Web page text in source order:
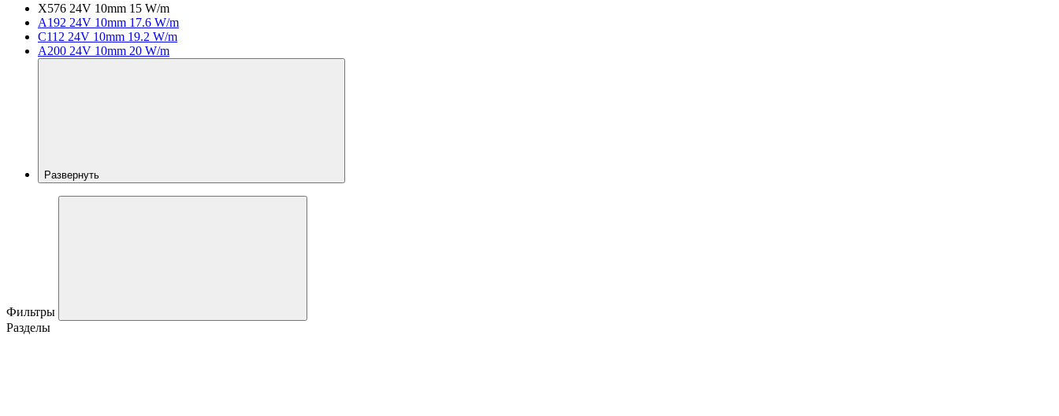
X576 24V 10mm 15 W/m
A192 24V 10mm 17.6 W/m
C112 24V 10mm 19.2 W/m
A200 24V 10mm 20 W/m
Развернуть
Фильтры
Разделы